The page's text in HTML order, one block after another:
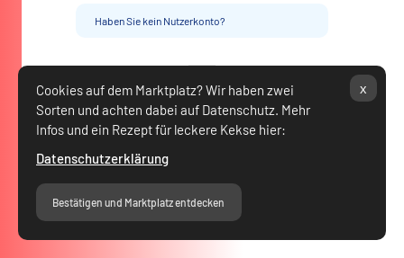
Cookies auf dem Marktplatz? Wir haben zwei
Sorten und achten dabei auf Datenschutz. Mehr
Infos und ein Rezept für leckere Kekse hier:
Datenschutzerklärung
Bestätigen und Marktplatz entdecken
x
Haben Sie kein Nutzerkonto?
Copyright ©